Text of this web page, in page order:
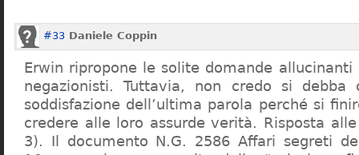
#33 Daniele Coppin
Erwin ripropone le solite domande
negazionisti. Tuttavia, non credo si debba
soddisfazione dell’ultima parola perché si
credere alle loro assurde verità. Risposta
3). Il documento N.G. 2586 Affari segreti